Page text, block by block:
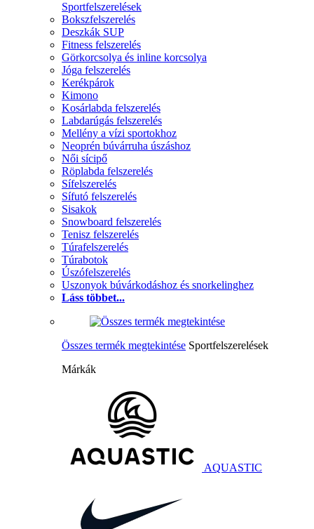
Sportfelszerelések
Bokszfelszerelés
Deszkák SUP
Fitness felszerelés
Görkorcsolya és inline korcsolya
Jóga felszerelés
Kerékpárok
Kimono
Kosárlabda felszerelés
Labdarúgás felszerelés
Mellény a vízi sportokhoz
Neoprén búvárruha úszáshoz
Női sícipő
Röplabda felszerelés
Sífelszerelés
Sífutó felszerelés
Sisakok
Snowboard felszerelés
Tenisz felszerelés
Túrafelszerelés
Túrabotok
Úszófelszerelés
Uszonyok búvárkodáshoz és snorkelinghez
Láss többet...
Összes termék megtekintése Sportfelszerelések
Márkák
AQUASTIC